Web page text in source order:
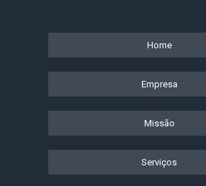
Home
Empresa
Missão
Serviços